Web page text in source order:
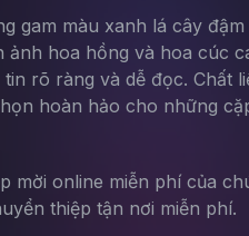
gam màu xanh lá cây
hoa hồng và hoa cúc
rõ ràng và dễ đọc. Chất
hoàn hảo cho những
mời online miễn phí của
thiệp tận nơi miễn phí.